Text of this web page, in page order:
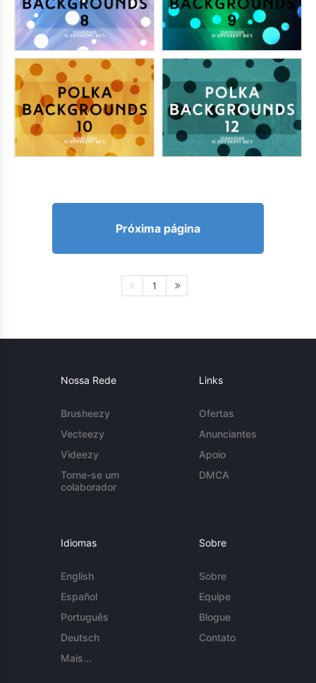
Próxima página
1
Nossa Rede
Brusheezy
Vecteezy
Videezy
Torne-se um
colaborador
Links
Ofertas
Anunciantes
Apoio
DMCA
Idiomas
English
Español
Português
Deutsch
Mais...
Sobre
Sobre
Equipe
Blogue
Contato